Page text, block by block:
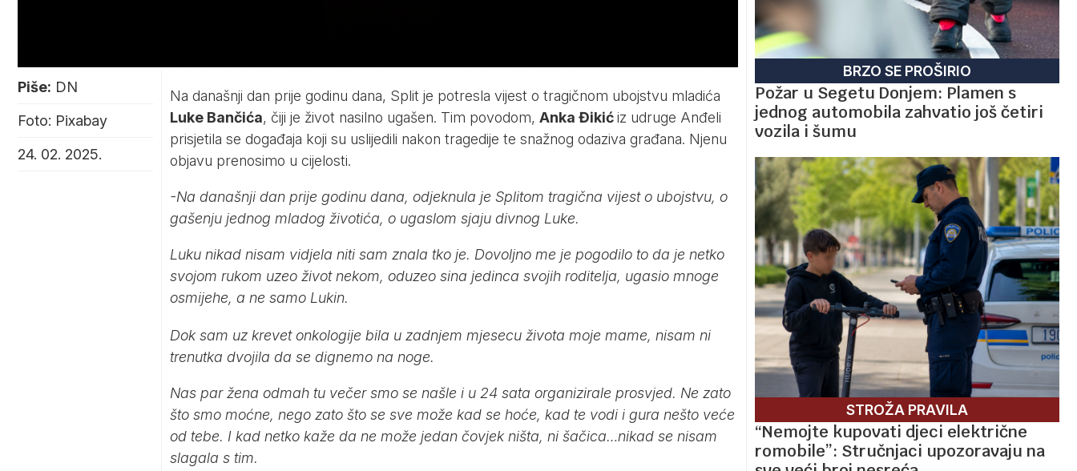
Piše: DN
Foto: Pixabay
24. 02. 2025.
Na današnji dan prije godinu dana, Split je potresla vijest o tragičnom ubojstvu mladića
Luke Bančića, čiji je život nasilno ugašen. Tim povodom, Anka Đikićiz udruge Anđeli
prisjetila se događaja koji su uslijedili nakon tragedije te snažnog odaziva građana. Njenu
objavu prenosimo u cijelosti.
-Na današnji dan prije godinu dana, odjeknula je Splitom tragična vijest o ubojstvu, o
gašenju jednog mladog životića, o ugaslom sjaju divnog Luke.
Luku nikad nisam vidjela niti sam znala tko je. Dovoljno me je pogodilo to da je netko
svojom rukom uzeo život nekom, oduzeo sina jedinca svojih roditelja, ugasio mnoge
osmijehe, a ne samo Lukin.
Dok sam uz krevet onkologije bila u zadnjem mjesecu života moje mame, nisam ni
trenutka dvojila da se dignemo na noge.
Nas par žena odmah tu večer smo se našle i u 24 sata organizirale prosvjed. Ne zato
što smo moćne, nego zato što se sve može kad se hoće, kad te vodi i gura nešto veće
od tebe. I kad netko kaže da ne može jedan čovjek ništa, ni šačica…nikad se nisam
slagala s tim.
BRZO SE PROŠIRIO
Požar u Segetu Donjem: Plamen s
jednog automobila zahvatio još četiri
vozila i šumu
STROŽA PRAVILA
“Nemojte kupovati djeci električne
romobile”: Stručnjaci upozoravaju na